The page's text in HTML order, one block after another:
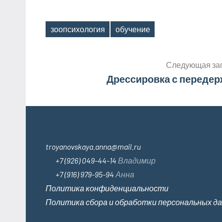
Метки
зоопсихология обучение
записям
Следующая
Дрессировка с
troyanovskaya.anna@mail.ru
+7 (926) 049-44-14 Владимир
+7 (916) 979-95-94 Анна
Политика конфиденциальности
Политика сбора и обработки персональных